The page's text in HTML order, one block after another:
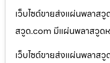
เว็บไซต์ขายส่งแผ่นพลาส
สวูด.com มีแผ่นพลาสวูด
เว็บไซต์ขายส่งแผ่นพลาส